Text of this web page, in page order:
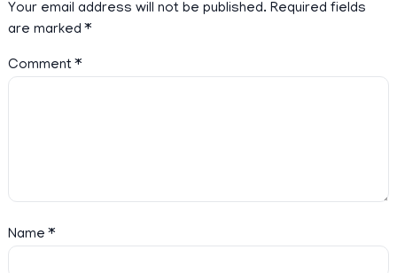
Your email address will not be published. Required fields
are marked*
Comment*
Name*